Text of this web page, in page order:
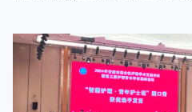
探讨行业发展的平台，也展现了
势。